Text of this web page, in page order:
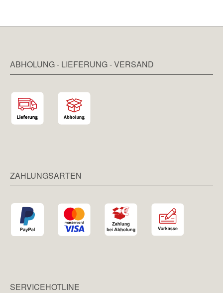
ABHOLUNG - LIEFERUNG - VERSAND
ZAHLUNGSARTEN
SERVICEHOTLINE